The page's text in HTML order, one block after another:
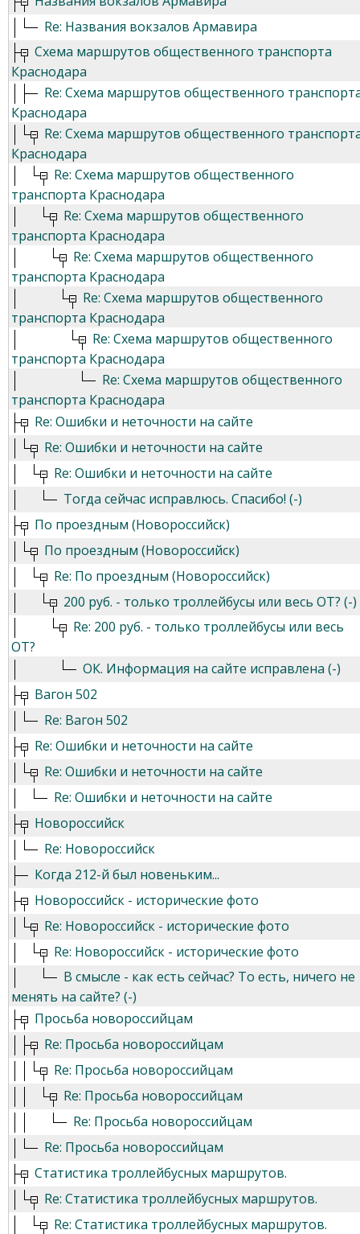
Re: Названия вокзалов Армавира
Схема маршрутов общественного транспорта
Краснодара
Re: Схема маршрутов общественного
Краснодара
Re: Схема маршрутов общественного
Краснодара
Re: Схема маршрутов общественного
транспорта Краснодара
Re: Схема маршрутов общественного
транспорта Краснодара
Re: Схема маршрутов общественного
транспорта Краснодара
Re: Схема маршрутов общественного
транспорта Краснодара
Re: Схема маршрутов общественного
транспорта Краснодара
Re: Схема маршрутов общественного
транспорта Краснодара
Re: Ошибки и неточности на сайте
Re: Ошибки и неточности на сайте
Re: Ошибки и неточности на сайте
Тогда сейчас исправлюсь. Спасибо! (-)
По проездным (Новороссийск)
По проездным (Новороссийск)
Re: По проездным (Новороссийск)
200 руб. - только троллейбусы или весь ОТ? (-)
Re: 200 руб. - только троллейбусы или весь
ОТ?
ОК. Информация на сайте исправлена (-)
Вагон 502
Re: Вагон 502
Re: Ошибки и неточности на сайте
Re: Ошибки и неточности на сайте
Re: Ошибки и неточности на сайте
Новороссийск
Re: Новороссийск
Когда 212-й был новеньким...
Новороссийск - исторические фото
Re: Новороссийск - исторические фото
Re: Новороссийск - исторические фото
В смысле - как есть сейчас? То есть, ничего не
менять на сайте? (-)
Просьба новороссийцам
Re: Просьба новороссийцам
Re: Просьба новороссийцам
Re: Просьба новороссийцам
Re: Просьба новороссийцам
Re: Просьба новороссийцам
Статистика троллейбусных маршрутов.
Re: Статистика троллейбусных маршрутов.
Re: Статистика троллейбусных маршрутов.